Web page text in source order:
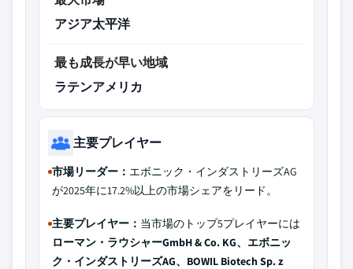
アジア太平洋
最も成長が早い地域
ラテンアメリカ
主要プレイヤー
市場リーダー： エボニック・インダストリーズAG
が2025年に17.2%以上の市場シェアをリード。
主要プレイヤー： 当市場のトップ5プレイヤーには
ローマン・ラウシャーGmbH & Co. KG、エボニッ
ク・インダストリーズAG、BOWIL Biotech Sp. z